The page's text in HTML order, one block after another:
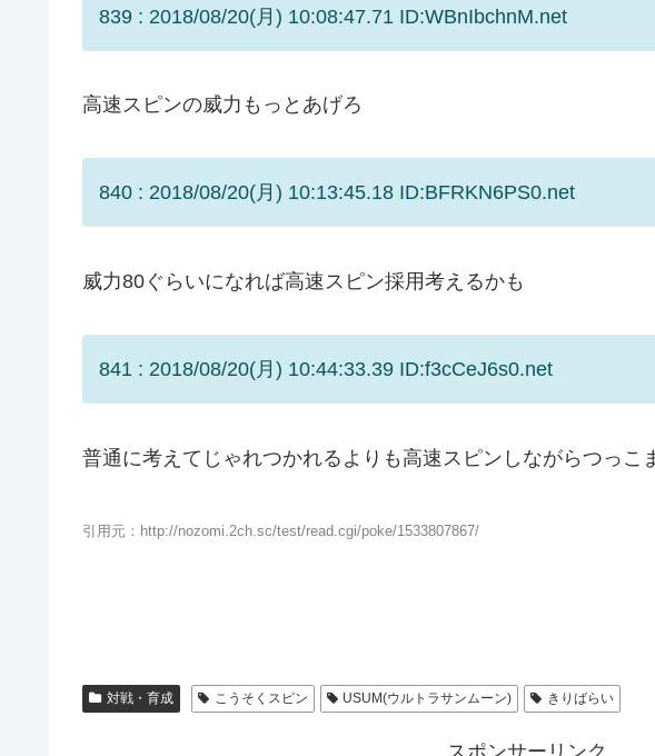
839 : 2018/08/20(月) 10:08:47.71 ID:WBnIbchnM.net
高速スピンの威力もっとあげろ
840 : 2018/08/20(月) 10:13:45.18 ID:BFRKN6PS0.net
威力80ぐらいになれば高速スピン採用考えるかも
841 : 2018/08/20(月) 10:44:33.39 ID:f3cCeJ6s0.net
普通に考えてじゃれつかれるよりも高速スピンしながらつっこ
引用元：http://nozomi.2ch.sc/test/read.cgi/poke/1533807867/
対戦・育成 こうそくスピン USUM(ウルトラサンムーン) きりばらい